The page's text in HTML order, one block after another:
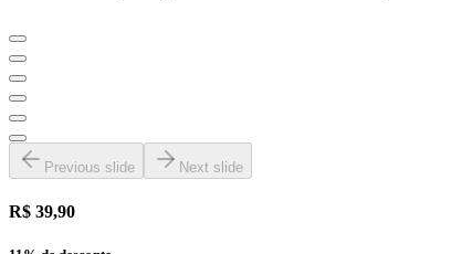
Previous slide Next slide
R$ 39,90